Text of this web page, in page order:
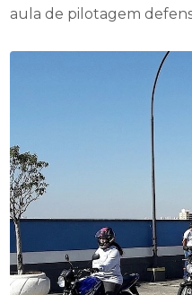
aula de pilotagem